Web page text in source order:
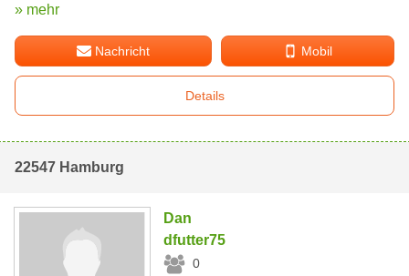
» mehr
Nachricht Mobil
Details
22547 Hamburg
Dan
dfutter75
0